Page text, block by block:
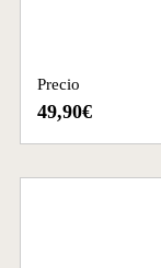
Precio
49,90€